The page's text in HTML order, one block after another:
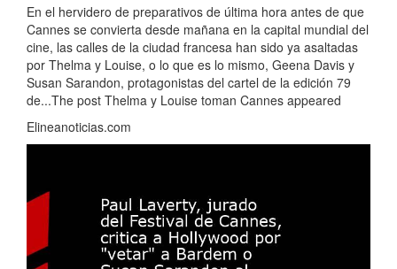
En el hervidero de preparativos de última hora antes de que
Cannes se convierta desde mañana en la capital mundial del
cine, las calles de la ciudad francesa han sido ya asaltadas
por Thelma y Louise, o lo que es lo mismo, Geena Davis y
Susan Sarandon, protagonistas del cartel de la edición 79
de...The post Thelma y Louise toman Cannes appeared
Elineanoticias.com